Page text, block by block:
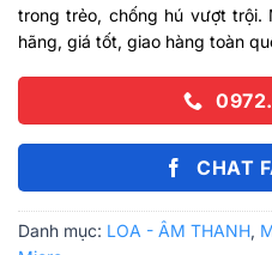
trong trẻo, chống hú vượt trội.
hãng, giá tốt, giao hàng toàn
CHAT
Danh mục: LOA - ÂM THANH,